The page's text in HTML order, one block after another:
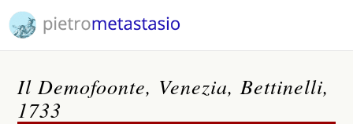
Il Demofoonte, Venezia, Bettinelli,
1733